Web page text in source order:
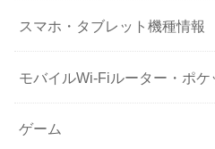
スマホ・タブレット機種情報
モバイルWi-Fiルーター・ポケ
ゲーム